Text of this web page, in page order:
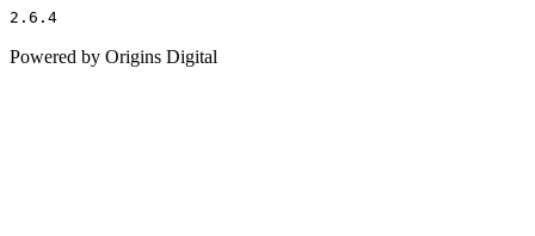
2.6.4
Powered by Origins Digital